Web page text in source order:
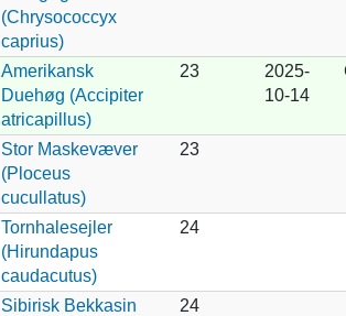
(Chrysococcyx
caprius)
Amerikansk
Duehøg (Accipiter
atricapillus)
23
2025-
10-14
Stor Maskevæver
(Ploceus
cucullatus)
23
Tornhalesejler
(Hirundapus
caudacutus)
24
Sibirisk Bekkasin
24